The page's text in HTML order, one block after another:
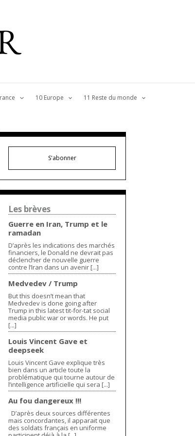
10 Europe 11 Reste du monde
S'abonner
Les brèves
Guerre en Iran, Trump et le
ramadan
D’après les indications des marchés
financiers, le Donald ne devrait pas
déclencher de nouvelle guerre
contre l’Iran dans un avenir [...]
Medvedev / Trump
But this doesn’t mean that
Medvedev is done going after
Trump in this latest tit-for-tat social
media public war or words. He put
[...]
Louis Vincent Gave et
deepseek
Louis Vincent Gave explique très
bien dans un article toute la
problématique qui tourne autour de
l’intelligence artificielle qui sera [...]
Au fou dangereux !!!
D’après deux sources différentes
mais concordantes, il apparait que
des soldats français en uniforme